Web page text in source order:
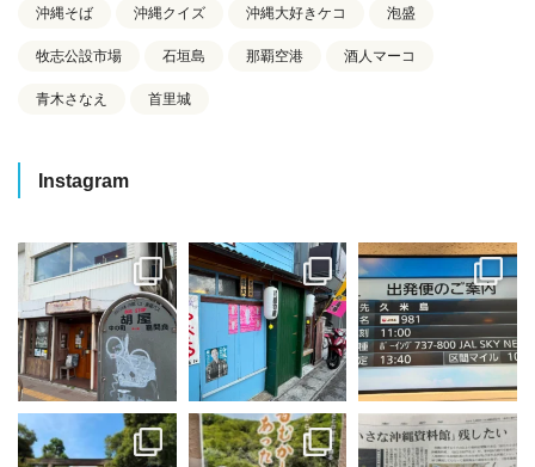
沖縄そば 沖縄クイズ 沖縄大好きケコ 泡盛
牧志公設市場 石垣島 那覇空港 酒人マーコ
青木さなえ 首里城
Instagram